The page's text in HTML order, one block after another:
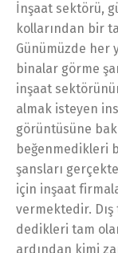
İnşaat sektörü,
kollarından bir
Günümüzde her
binalar görme
inşaat
almak isteyen
görüntüsüne
beğenmedikleri
şansları
için inşaat
vermektedir.
dedikleri tam
ardından kimi